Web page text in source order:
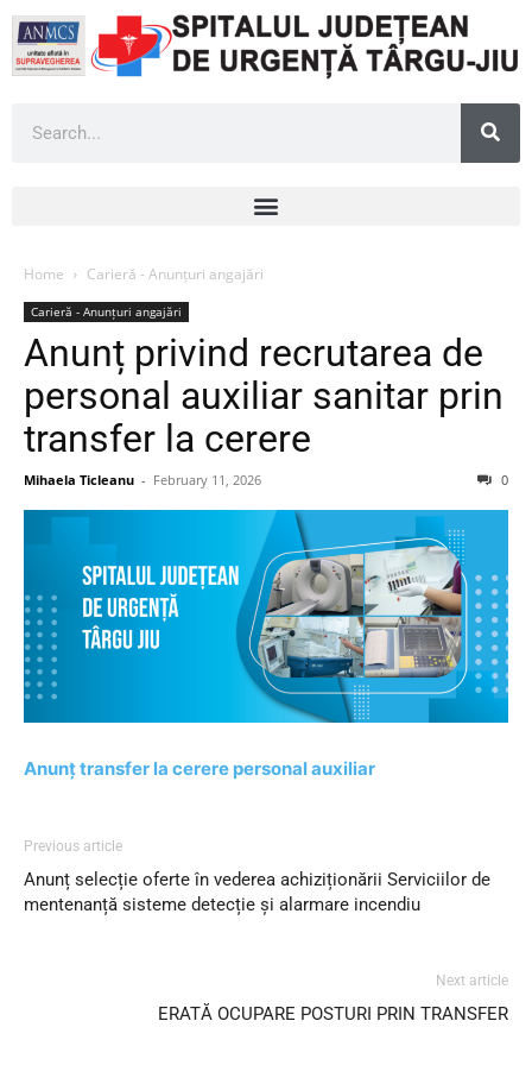
Home Carieră - Anunțuri angajări
Carieră - Anunțuri angajări
Anunț privind recrutarea de
personal auxiliar sanitar prin
transfer la cerere
Mihaela Ticleanu - February 11, 2026 0
Anunț transfer la cerere personal auxiliar
Previous article
Anunț selecție oferte în vederea achiziționării Serviciilor de
mentenanță sisteme detecție și alarmare incendiu
Next article
ERATĂ OCUPARE POSTURI PRIN TRANSFER